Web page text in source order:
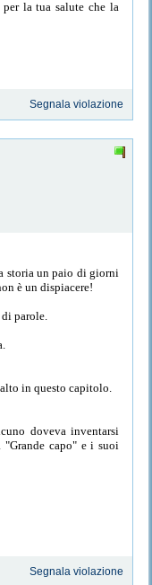
la tua salute che la
Segnala violazione
storia un paio di giorni
è un dispiacere!
parole.
in questo capitolo.
doveva inventarsi
capo" e i suoi
Segnala violazione